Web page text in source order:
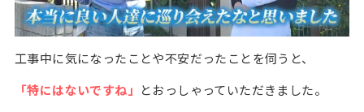
工事中に気になったことや不安だったことを伺うと、
「特にはないですね」 とおっしゃっていただきました。